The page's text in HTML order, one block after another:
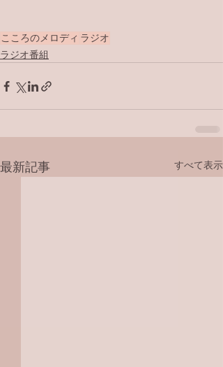
こころのメロディ ラジオ
ラジオ番組
最新記事 すべて表示